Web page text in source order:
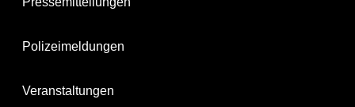
Polizeimeldungen
Veranstaltungen